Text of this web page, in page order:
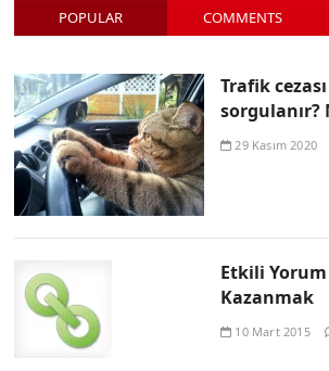
POPULAR COMMENTS
Trafik
sorgulanır?
29 Kasım 2020
Etkili
Kazanmak
10 Mart 2015